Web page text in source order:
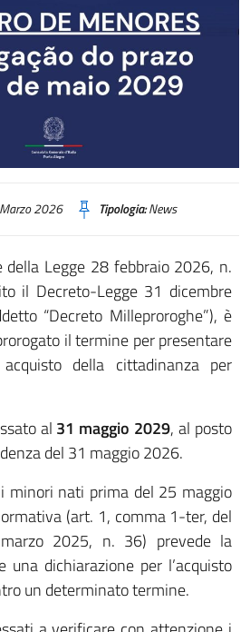
2026 Tipologia:News
della Legge 28 febbraio 2026, n.
il Decreto-Legge 31 dicembre
“Decreto Milleproroghe”), è
il termine per presentare
della cittadinanza per
al 31 maggio 2029, al posto
del 31 maggio 2026.
minori nati prima del 25 maggio
(art. 1, comma 1-ter, del
2025, n. 36) prevede la
una dichiarazione per l’acquisto
un determinato termine.